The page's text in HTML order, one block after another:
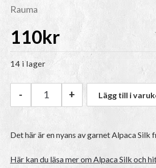
Rauma
110kr
14 i lager
Rauma Alpaca Silk | 1315
- + Lägg till i
Det här är en nyans av garnet Alpaca Silk
Här kan du läsa mer om Alpaca Silk och